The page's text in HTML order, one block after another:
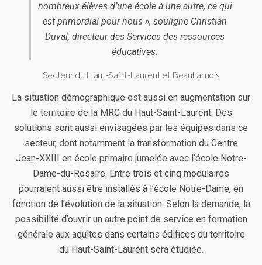
nombreux élèves d’une école à une autre, ce qui
est primordial pour nous », souligne Christian
Duval, directeur des Services des ressources
éducatives.
Secteur du Haut-Saint-Laurent et Beauharnois
La situation démographique est aussi en augmentation sur
le territoire de la MRC du Haut-Saint-Laurent. Des
solutions sont aussi envisagées par les équipes dans ce
secteur, dont notamment la transformation du Centre
Jean-XXIII en école primaire jumelée avec l’école Notre-
Dame-du-Rosaire. Entre trois et cinq modulaires
pourraient aussi être installés à l’école Notre-Dame, en
fonction de l’évolution de la situation. Selon la demande, la
possibilité d’ouvrir un autre point de service en formation
générale aux adultes dans certains édifices du territoire
du Haut-Saint-Laurent sera étudiée.